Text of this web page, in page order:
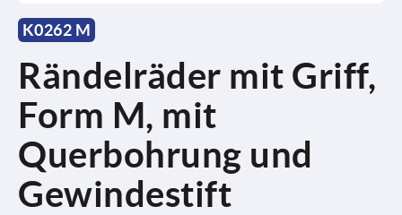
K0262 M
Rändelräder mit Griff,
Form M, mit
Querbohrung und
Gewindestift